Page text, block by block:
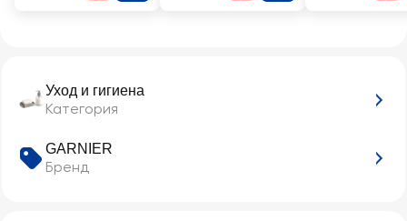
Уход и гигиена
Категория
GARNIER
Бренд